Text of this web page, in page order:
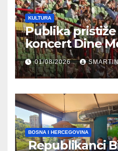
KULTURA
Publika
koncert Dine
Koševu
01/08/2026
BOSNA I HERCEGOVINA
Republikanci